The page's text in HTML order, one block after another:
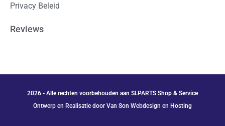
Privacy Beleid
Reviews
2026 - Alle rechten voorbehouden aan SLPARTS Shop & Service
Ontwerp en Realisatie door Van Son Webdesign en Hosting